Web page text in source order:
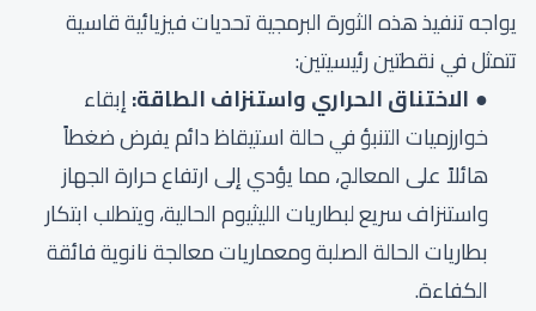
يواجه تنفيذ هذه الثورة البرمجية تحديات فيزيائية قاسية
تتمثل في نقطتين رئيسيتين:
الاختناق الحراري واستنزاف الطاقة:إبقاء
خوارزميات التنبؤ في حالة استيقاظ دائم يفرض ضغطاً
هائلاً على المعالج، مما يؤدي إلى ارتفاع حرارة الجهاز
واستنزاف سريع لبطاريات الليثيوم الحالية، ويتطلب ابتكار
بطاريات الحالة الصلبة ومعماريات معالجة نانوية فائقة
الكفاءة.